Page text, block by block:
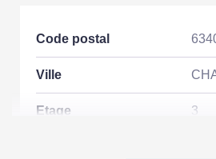
Code postal
Ville
Etage 3